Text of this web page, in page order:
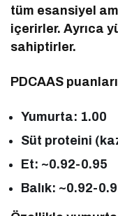
tüm esansiyel
içerirler. Ayrıca
sahiptirler.
PDCAAS
Yumurta: 1.00
Süt proteini
Et: ~0.92-0.95
Balık: ~0.92-